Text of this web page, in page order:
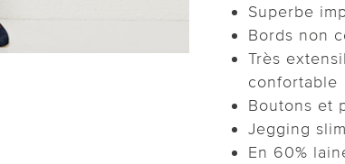
Superbe
Bords non
Très
confortable
Boutons et
Jegging
En 60%